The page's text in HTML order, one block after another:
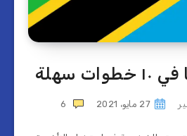
سهلة
27 مايو، 2021 6